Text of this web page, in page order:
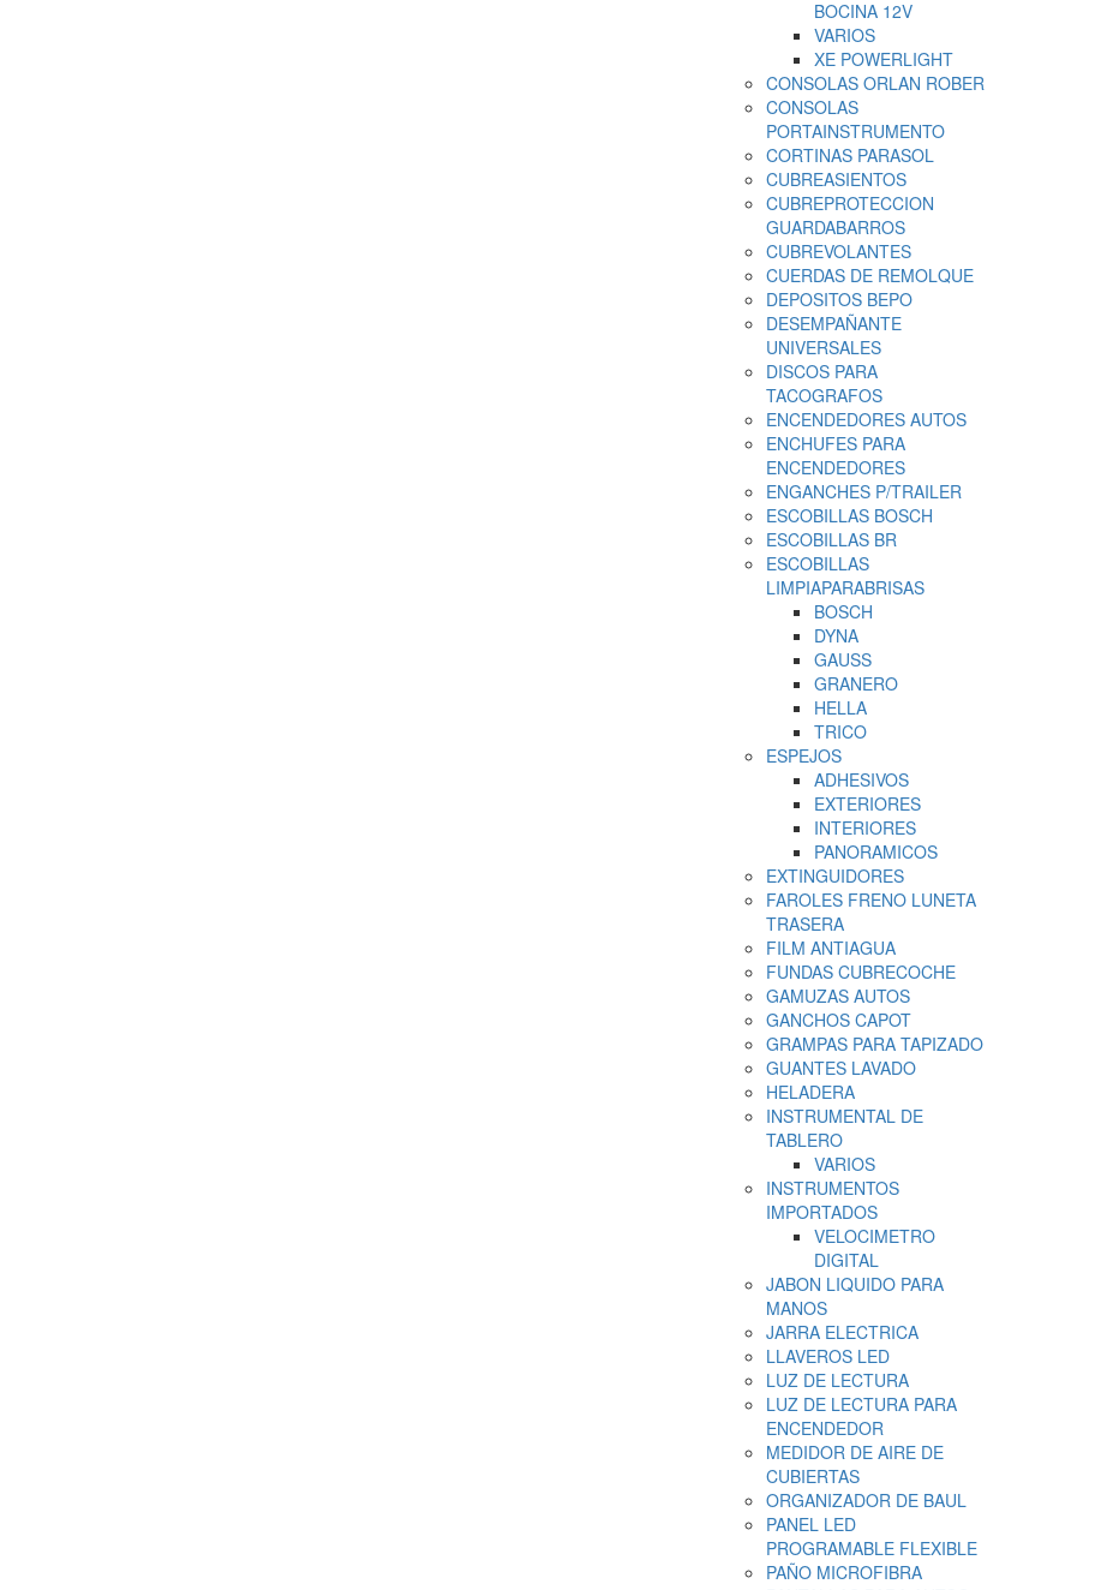
BOCINA 12V
VARIOS
XE POWERLIGHT
CONSOLAS ORLAN ROBER
CONSOLAS
PORTAINSTRUMENTO
CORTINAS PARASOL
CUBREASIENTOS
CUBREPROTECCION
GUARDABARROS
CUBREVOLANTES
CUERDAS DE REMOLQUE
DEPOSITOS BEPO
DESEMPAÑANTE
UNIVERSALES
DISCOS PARA
TACOGRAFOS
ENCENDEDORES AUTOS
ENCHUFES PARA
ENCENDEDORES
ENGANCHES P/TRAILER
ESCOBILLAS BOSCH
ESCOBILLAS BR
ESCOBILLAS
LIMPIAPARABRISAS
BOSCH
DYNA
GAUSS
GRANERO
HELLA
TRICO
ESPEJOS
ADHESIVOS
EXTERIORES
INTERIORES
PANORAMICOS
EXTINGUIDORES
FAROLES FRENO LUNETA
TRASERA
FILM ANTIAGUA
FUNDAS CUBRECOCHE
GAMUZAS AUTOS
GANCHOS CAPOT
GRAMPAS PARA TAPIZADO
GUANTES LAVADO
HELADERA
INSTRUMENTAL DE
TABLERO
VARIOS
INSTRUMENTOS
IMPORTADOS
VELOCIMETRO
DIGITAL
JABON LIQUIDO PARA
MANOS
JARRA ELECTRICA
LLAVEROS LED
LUZ DE LECTURA
LUZ DE LECTURA PARA
ENCENDEDOR
MEDIDOR DE AIRE DE
CUBIERTAS
ORGANIZADOR DE BAUL
PANEL LED
PROGRAMABLE FLEXIBLE
PAÑO MICROFIBRA